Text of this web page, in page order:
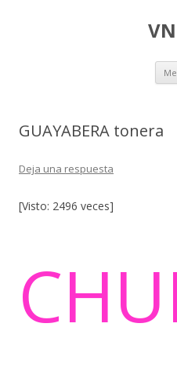
GUAYABERA tonera
Deja una respuesta
[Visto: 2496 veces]